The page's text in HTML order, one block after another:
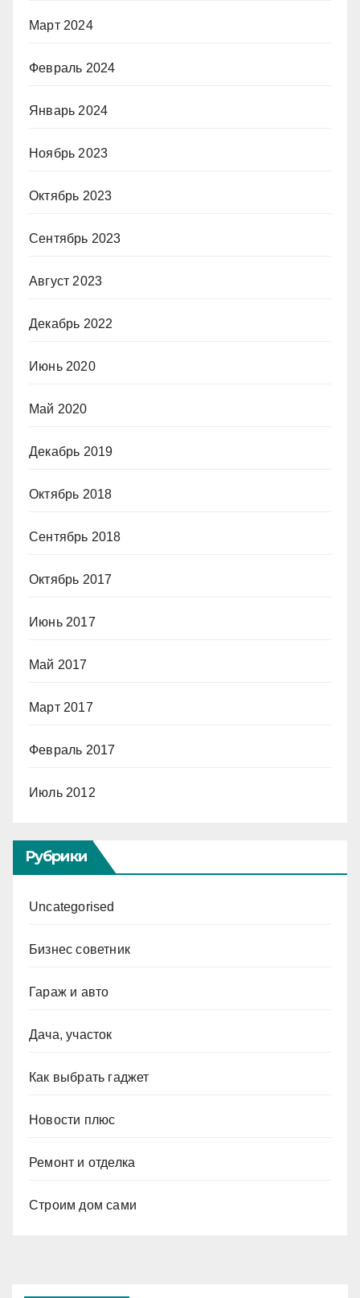
Март 2024
Февраль 2024
Январь 2024
Ноябрь 2023
Октябрь 2023
Сентябрь 2023
Август 2023
Декабрь 2022
Июнь 2020
Май 2020
Декабрь 2019
Октябрь 2018
Сентябрь 2018
Октябрь 2017
Июнь 2017
Май 2017
Март 2017
Февраль 2017
Июль 2012
Рубрики
Uncategorised
Бизнес советник
Гараж и авто
Дача, участок
Как выбрать гаджет
Новости плюс
Ремонт и отделка
Строим дом сами